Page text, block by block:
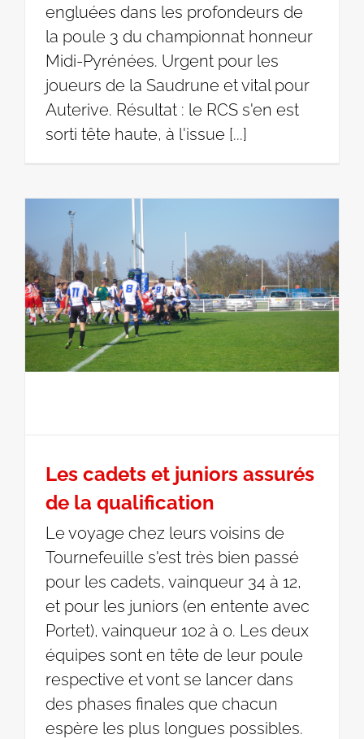
engluées dans les profondeurs de
la poule 3 du championnat honneur
Midi-Pyrénées. Urgent pour les
joueurs de la Saudrune et vital pour
Auterive. Résultat : le RCS s'en est
sorti tête haute, à l'issue [...]
Les cadets et juniors assurés
de la qualification
Le voyage chez leurs voisins de
Tournefeuille s'est très bien passé
pour les cadets, vainqueur 34 à 12,
et pour les juniors (en entente avec
Portet), vainqueur 102 à 0. Les deux
équipes sont en tête de leur poule
respective et vont se lancer dans
des phases finales que chacun
espère les plus longues possibles.